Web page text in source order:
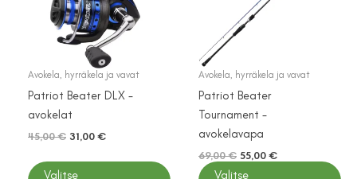
tehdä
valinnat
tuotteen
valinnat
tuotteen
sivulla.
Avokela, hyrräkela ja vavat
Patriot Beater DLX -
avokelat
45,00€ Alkuperäinen
oli:
45,00 €.
31,00 €Nykyinen
on:
Valitse
Avokela, hyrräkela ja vavat
Patriot Beater
Tournament -
avokelavapa
69,00€ Alkuperäinen
55,00 €Nykyinen
Valitse